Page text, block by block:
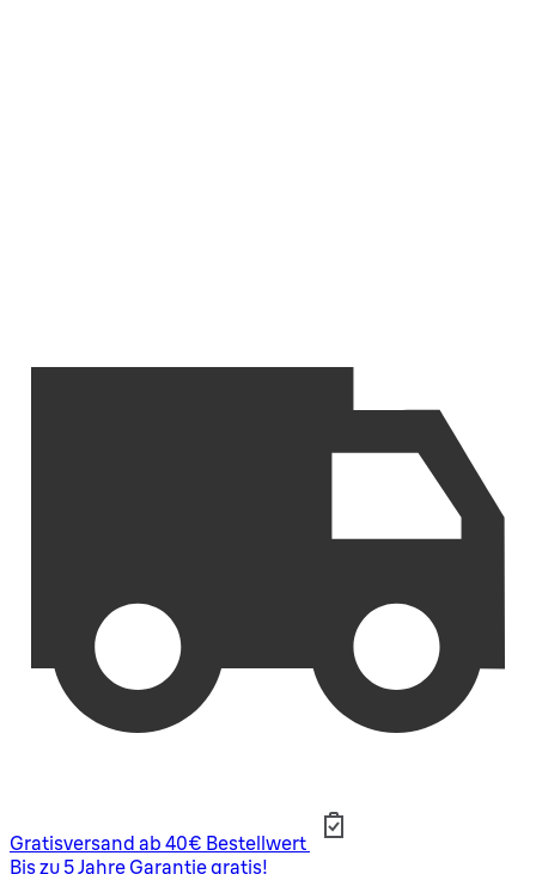
Gratisversand ab 40€ Bestellwert
Bis zu 5 Jahre Garantie gratis!